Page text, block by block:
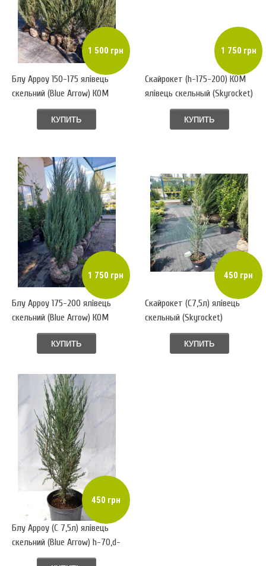
1 500 грн
Блу Арроу 150-175 ялівець
скельний (Blue Arrow) КОМ
КУПИТЬ
1 750 грн
Скайрокет (h-175-200) КОМ
ялівець скельный (Skyrocket)
КУПИТЬ
1 750 грн
Блу Арроу 175-200 ялівець
скельний (Blue Arrow) КОМ
КУПИТЬ
450 грн
Скайрокет (С7,5л) ялівець
скельный (Skyrocket)
КУПИТЬ
450 грн
Блу Арроу (С 7,5л) ялівець
скельний (Blue Arrow) h-70,d-